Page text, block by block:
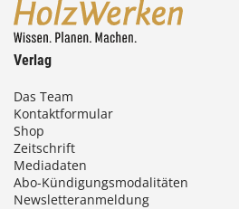
Verlag
Das Team
Kontaktformular
Shop
Zeitschrift
Mediadaten
Abo-Kündigungsmodalitäten
Newsletteranmeldung